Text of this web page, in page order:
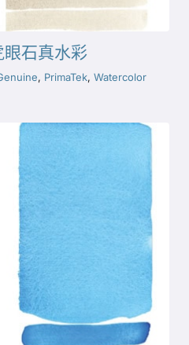
眼石真水彩
, PrimaTek, Watercolor